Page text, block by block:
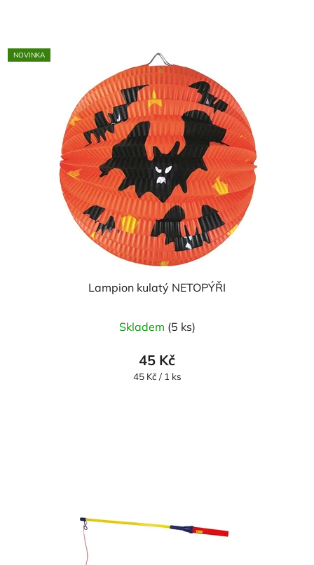
NOVINKA
Lampion kulatý NETOPÝŘI
Skladem (5 ks)
45 Kč
Měrná
45 Kč / 1 ks